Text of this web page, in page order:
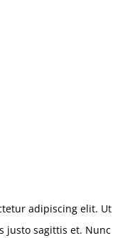
adipiscing elit. Ut
justo sagittis et. Nunc